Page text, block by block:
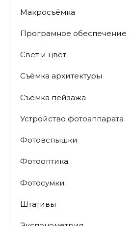
Макросъёмка
Програмное обеспечение
Свет и цвет
Съёмка архитектуры
Съёмка пейзажа
Устройство фотоаппарата
Фотовспышки
Фотооптика
Фотосумки
Штативы